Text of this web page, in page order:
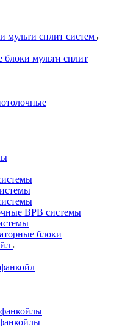
мульти сплит систем
блоки мульти сплит
ВРВ системы
блоки